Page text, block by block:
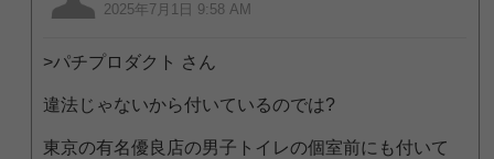
2025年7月1日 9:58 AM
>パチプロダクト さん
違法じゃないから付いているのでは?
東京の有名優良店の男子トイレの個室前にも付いて